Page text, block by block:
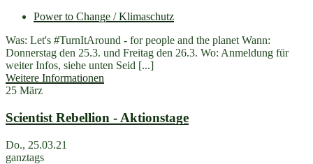
Power to Change / Klimaschutz
Was: Let's #TurnItAround - for people and the planet Wann:
Donnerstag den 25.3. und Freitag den 26.3. Wo: Anmeldung für
weiter Infos, siehe unten Seid [...]
Weitere Informationen
25 März
Scientist Rebellion - Aktionstage
Do., 25.03.21
ganztags